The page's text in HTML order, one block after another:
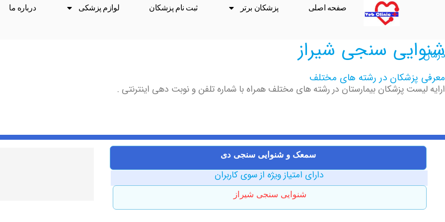
صفحه اصلی پزشکان برتر ثبت نام پزشکان لوازم پزشکی درباره ما
شنوایی سنجی شیراز
درمان
معرفی پزشکان در رشته های مختلف
ارایه لیست پزشکان بیمارستان در رشته های مختلف همراه با شماره تلفن و نوبت دهی اینترنتی .
سمعک ‏و ‏شنوایی سنجی ‏دی
دارای امتیاز ویژه از سوی کاربران
شنوایی سنجی شیراز